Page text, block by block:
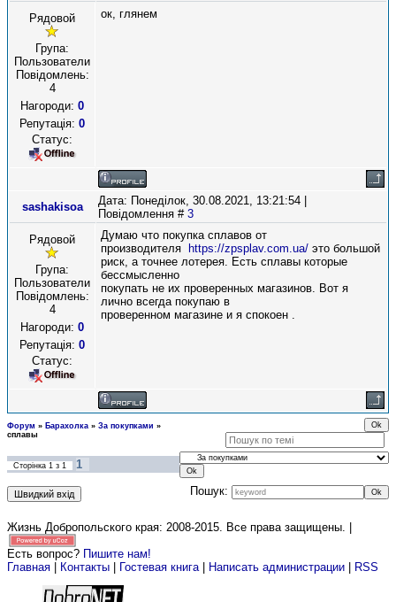
Рядовой
Група:
Пользователи
Повідомлень:
4
Нагороди: 0
Репутація: 0
Статус:
ок, глянем
sashakisoa
Дата: Понеділок, 30.08.2021, 13:21:54 |
Повідомлення # 3
Рядовой
Група:
Пользователи
Повідомлень:
4
Нагороди: 0
Репутація: 0
Статус:
Думаю что покупка сплавов от
производителя
https://zpsplav.com.ua/ это большой
риск, а точнее лотерея. Есть сплавы которые
бессмысленно
покупать не их проверенных магазинов. Вот я
лично всегда покупаю в
проверенном магазине и я спокоен .
Форум » Барахолка » За покупками »
сплавы
Сторінка 1 з 1
1
Пошук:
Жизнь Добропольского края: 2008-2015. Все права защищены. |
Есть вопрос? Пишите нам!
Главная
Контакты Гостевая книга| Написать администрации RSS